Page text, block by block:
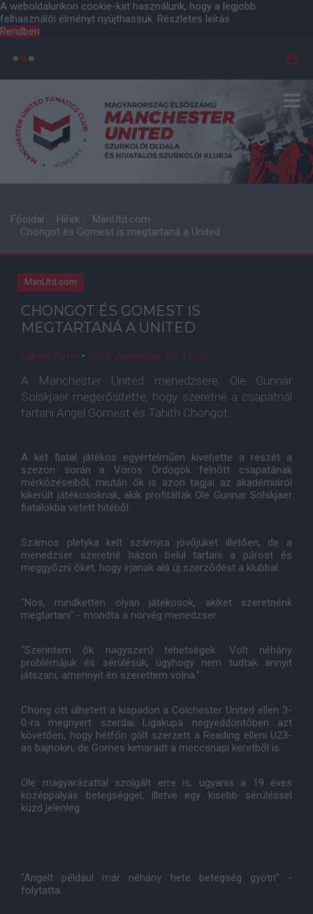
A weboldalunkon cookie-kat használunk, hogy a legjobb
felhasználói élményt nyújthassuk. Részletes leírás
Rendben
Főoldal Hírek
ManUtd.com
Chongot és Gomest is megtartaná a United
ManUtd.com
CHONGOT ÉS GOMEST IS
MEGTARTANÁ A UNITED
Lakner Péter • 2019. december. 20. 16:50
A Manchester United menedzsere, Ole Gunnar
Solskjaer megerősítette, hogy szeretné a csapatnál
tartani Angel Gomest és Tahith Chongot.
A két fiatal játékos egyértelműen kivehette a részét a
szezon során a Vörös Ördögök felnőtt csapatának
mérkőzéseiből, miután ők is azon tagjai az akadémiáról
kikerült játékosoknak, akik profitáltak Ole Gunnar Solskjaer
fiatalokba vetett hitéből.
Számos pletyka kelt szárnyra jövőjüket illetően, de a
menedzser szeretné házon belül tartani a párost és
meggyőzni őket, hogy írjanak alá új szerződést a klubbal.
"Nos, mindketten olyan játékosok, akiket szeretnénk
megtartani" - mondta a norvég menedzser.
"Szerintem ők nagyszerű tehetségek. Volt néhány
problémájuk és sérülésük, úgyhogy nem tudtak annyit
játszani, amennyit én szerettem volna."
Chong ott ülhetett a kispadon a Colchester United ellen 3-
0-ra megnyert szerdai Ligakupa negyeddöntőben azt
követően, hogy hétfőn gólt szerzett a Reading elleni U23-
as bajnokin, de Gomes kimaradt a meccsnapi keretből is.
Ole magyarázattal szolgált erre is, ugyanis a 19 éves
középpályás betegséggel, illetve egy kisebb sérüléssel
küzd jelenleg.
"Angelt például már néhány hete betegség gyötri" -
folytatta.